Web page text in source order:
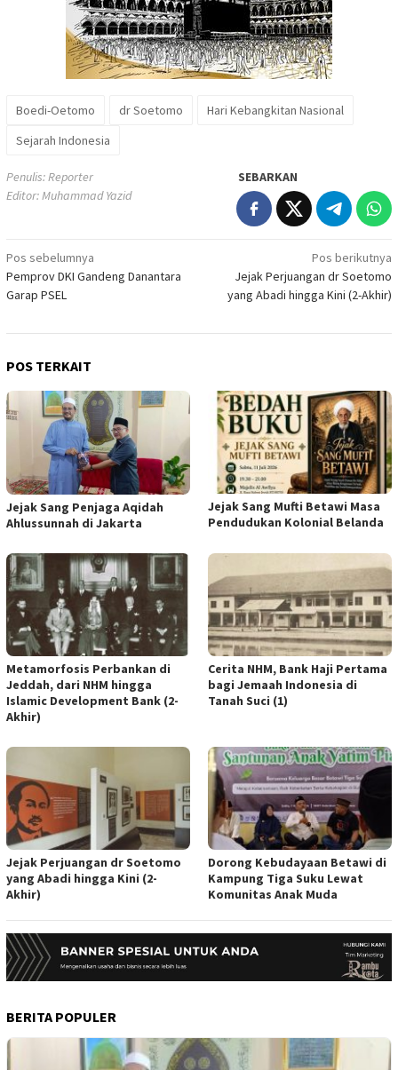
Boedi-Oetomo dr Soetomo
Hari Kebangkitan Nasional
Sejarah Indonesia
Penulis: Reporter
Editor: Muhammad Yazid
SEBARKAN
Navigasi
pos
Pos sebelumnya
Pemprov DKI Gandeng Danantara
Garap PSEL
Pos berikutnya
Jejak Perjuangan dr Soetomo
yang Abadi hingga Kini (2-Akhir)
POS TERKAIT
Jejak Sang Penjaga Aqidah
Ahlussunnah di Jakarta
Jejak Sang Mufti Betawi Masa
Pendudukan Kolonial Belanda
Metamorfosis Perbankan di
Jeddah, dari NHM hingga
Islamic Development Bank (2-
Akhir)
Cerita NHM, Bank Haji Pertama
bagi Jemaah Indonesia di
Tanah Suci (1)
Jejak Perjuangan dr Soetomo
yang Abadi hingga Kini (2-
Akhir)
Dorong Kebudayaan Betawi di
Kampung Tiga Suku Lewat
Komunitas Anak Muda
BERITA POPULER